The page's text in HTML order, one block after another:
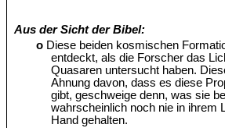
Aus der Sicht der Bibel:
o Diese beiden kosmischen
entdeckt, als die Forscher das
Quasaren untersucht haben.
Ahnung davon, dass es diese
gibt, geschweige denn, was sie
wahrscheinlich noch nie in ihrem
Hand gehalten.